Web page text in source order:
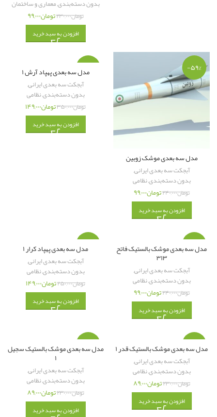
بدون دسته‌بندی,معماری و ساختمان
تومان۲۳۰,۰۰۰تومان۹۹,۰۰۰
افزودن به سبد خرید
-۵۹%
مدل سه بعدی موشک زوبین
آبجکت سه بعدی ایرانی,
بدون دسته‌بندی,نظامی
تومان۲۴۰,۰۰۰تومان۹۹,۰۰۰
افزودن به سبد خرید
-۵۷%
مدل سه بعدی پهپاد آرش ۱
آبجکت سه بعدی ایرانی,
بدون دسته‌بندی,نظامی
تومان۳۵۰,۰۰۰تومان۱۴۹,۰۰۰
افزودن به سبد خرید
-۵۹%
مدل سه بعدی موشک بالستیک فاتح
۳۱۳
آبجکت سه بعدی ایرانی,
بدون دسته‌بندی,نظامی
تومان۲۴۰,۰۰۰تومان۹۹,۰۰۰
افزودن به سبد خرید
مدل سه بعدی پهپاد کرار ۱
آبجکت سه بعدی ایرانی,
بدون دسته‌بندی,نظامی
تومان۲۵۰,۰۰۰تومان۱۴۹,۰۰۰
افزودن به سبد خرید
-۶۱%
مدل سه بعدی موشک بالستیک قدر ۱
آبجکت سه بعدی ایرانی,
بدون دسته‌بندی,نظامی
تومان۲۳۰,۰۰۰تومان۸۹,۰۰۰
افزودن به سبد خرید
مدل سه بعدی موشک بالستیک سجیل
۱
آبجکت سه بعدی ایرانی,
بدون دسته‌بندی,نظامی
تومان۲۳۰,۰۰۰تومان۸۹,۰۰۰
افزودن به سبد خرید